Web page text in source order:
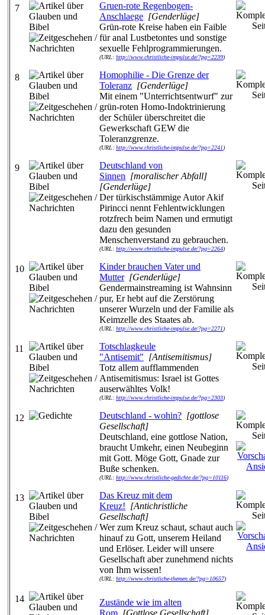
7
Gruen-rote Regenbogen-
Anschlaege [Genderlüge]
Grün-rote Kreise haben ein Faible
für anal Lustbetontes und sonstige
sexuelle Fehlprogrammierungen.
(URL: http://www.christliche-impulse.de/?pg=2239)
8
Homophilie - Die Grenze der
Toleranz [Genderlüge]
Mit einem "Unterrichtsentwurf" zur
grün-roten Homo-Indoktrinierung
der Schüler überschreitet die
Gewerkschaft GEW die
Toleranzgrenze.
(URL: http://www.christliche-impulse.de/?pg=2241)
9
Deutschland von
Sinnen [moralischer Abfall]
[Genderlüge]
Der türkischstämmige Autor Akif
Pirincci nennt Fehlentwicklungen
rotzfrech beim Namen und ermutigt
dazu den gesunden
Menschenverstand zu gebrauchen.
(URL: http://www.christliche-impulse.de/?pg=2264)
10
Kinder brauchen Vater und
Mutter [Genderlüge]
Gendermainstreaming ist Wahnsinn
pur, Er hebt auf die Zerstörung
unserer Wurzeln und der Familie als
Keimzelle des Staates ab.
(URL: http://www.christliche-impulse.de/?pg=2271)
11
Totschlagkeule
"Antisemit" [Antisemitismus]
Totz allem aufflammenden
Antisemitismus: Israel ist Gottes
auserwähltes Volk!
(URL: http://www.christliche-impulse.de/?pg=2303)
12 Deutschland - wohin? [gottlose
Gesellschaft]
Deutschland, eine gottlose Nation,
braucht Umkehr, einen Neubeginn
mit Gott. Möge Gott, Gnade zur
Buße schenken.
(URL: http://www.christliche-gedichte.de/?pg=10116)
13
Das Kreuz mit dem
Kreuz! [Antichristliche
Gesellschaft]
Wer zum Kreuz schaut, schaut auch
hinauf zu Gott, unserem Heiland
und Erlöser. Leider will unsere
Gesellschaft aber zunehmend nichts
von Ihm wissen!
(URL: http://www.christliche-themen.de/?pg=10657)
14
Zustände wie im alten
Rom [Gottlose Gesellschaft]